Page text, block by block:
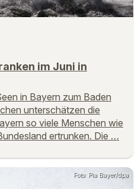
im Juni in
in Bayern zum Baden
unterschätzen die
so viele Menschen wie
ertrunken. Die …
Foto: Pia Bayer/dpa